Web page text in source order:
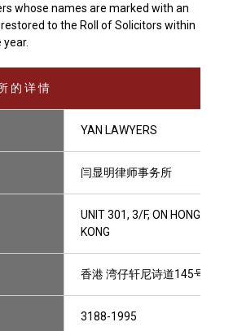
whose names are marked with an
to the Roll of Solicitors within
的 详 情
YAN LAWYERS
闫显明律师事务所
UNIT 301, 3/F, ON HONG
KONG
香港 湾仔轩尼诗道145号安康
3188-1995